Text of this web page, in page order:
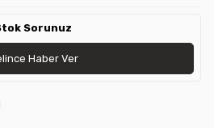
Sorunuz
Haber Ver